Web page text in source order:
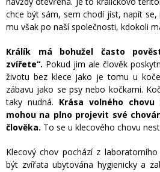
chce být sám, sem chodí jíst, napít se,
mu však po naší společnosti, kdokoli
Králík má bohužel často
zvířete“. Pokud jim ale člověk
životu bez klece jako je tomu u
zábavu jako se psy nebo kočkami.
taky nudná. Krása volného
mohou na plno projevit své
člověka. To se u klecového chovu
Klecový chov pochází z
být zvířata ubytována hygienicky a